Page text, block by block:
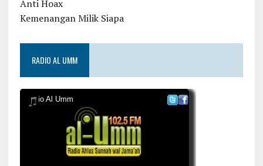
Anti Hoax
Kemenangan Milik Siapa
RADIO AL UMM